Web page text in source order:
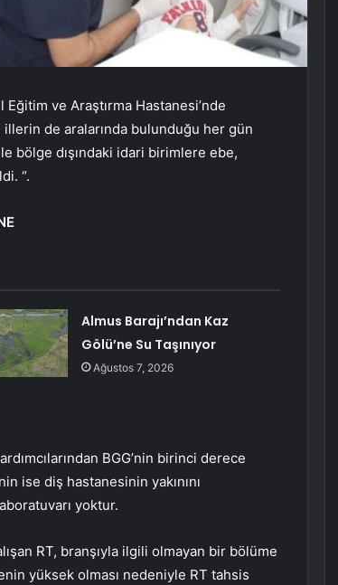
ve Araştırma Hastanesi’nde
de aralarında bulunduğu her gün
bölge dışındaki idari birimlere ebe,
“.
Almus Barajı’ndan Kaz
Gölü’ne Su Taşınıyor
Ağustos 7, 2026
BGG’nin birinci derece
ise diş hastanesinin yakınını
yoktur.
RT, branşıyla ilgili olmayan bir bölüme
yüksek olması nedeniyle RT tahsis